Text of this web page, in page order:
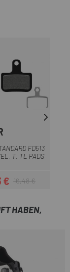
FD513
T, TL PADS
Preis
€Regulärer Preis
16,48 €
HABEN,